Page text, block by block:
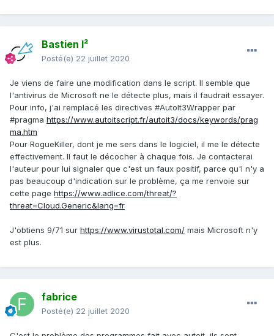
Bastien I²
Posté(e) 22 juillet 2020
Je viens de faire une modification dans le script. Il semble que
l'antivirus de Microsoft ne le détecte plus, mais il faudrait essayer.
Pour info, j'ai remplacé les directives #AutoIt3Wrapper par
#pragma https://www.autoitscript.fr/autoit3/docs/keywords/prag
ma.htm
Pour RogueKiller, dont je me sers dans le logiciel, il me le détecte
effectivement. Il faut le décocher à chaque fois. Je contacterai
l'auteur pour lui signaler que c'est un faux positif, parce qu'l n'y a
pas beaucoup d'indication sur le problème, ça me renvoie sur
cette page https://www.adlice.com/threat/?
threat=Cloud.Generic&lang=fr
J'obtiens 9/71 sur https://www.virustotal.com/ mais Microsoft n'y
est plus.
fabrice
Posté(e) 22 juillet 2020